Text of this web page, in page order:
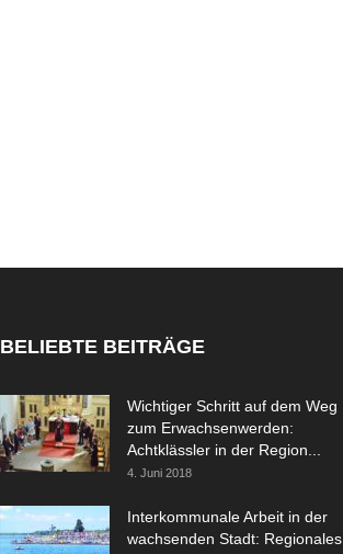
BELIEBTE BEITRÄGE
Wichtiger Schritt auf dem Weg
zum Erwachsenwerden:
Achtklässler in der Region...
4. Juni 2018
Interkommunale Arbeit in der
wachsenden Stadt: Regionales